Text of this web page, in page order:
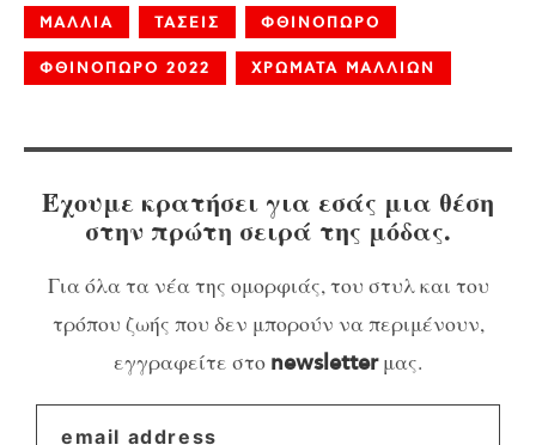
ΜΑΛΛΙΑ ΤΑΣΕΙΣ ΦΘΙΝΟΠΩΡΟ
ΦΘΙΝΟΠΩΡΟ 2022 ΧΡΩΜΑΤΑ ΜΑΛΛΙΩΝ
Έχουμε κρατήσει για εσάς μια θέση
στην πρώτη σειρά της μόδας.
Για όλα τα νέα της ομορφιάς, του στυλ και του
τρόπου ζωής που δεν μπορούν να περιμένουν,
εγγραφείτε στο newsletterμας.